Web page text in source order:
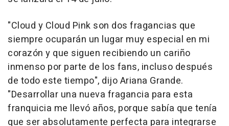
"Cloud y Cloud Pink son dos fragancias que
siempre ocuparán un lugar muy especial en mi
corazón y que siguen recibiendo un cariño
inmenso por parte de los fans, incluso después
de todo este tiempo", dijo Ariana Grande.
"Desarrollar una nueva fragancia para esta
franquicia me llevó años, porque sabía que tenía
que ser absolutamente perfecta para integrarse